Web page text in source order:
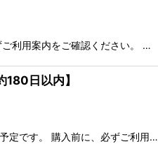
利用案内をご確認ください。 …
日以内】
定です。 購入前に、必ずご利用…